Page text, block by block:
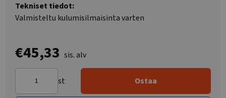
Tekniset tiedot:
Valmisteltu kulumisilmaisinta varten
€45,33 sis. alv
st Ostaa